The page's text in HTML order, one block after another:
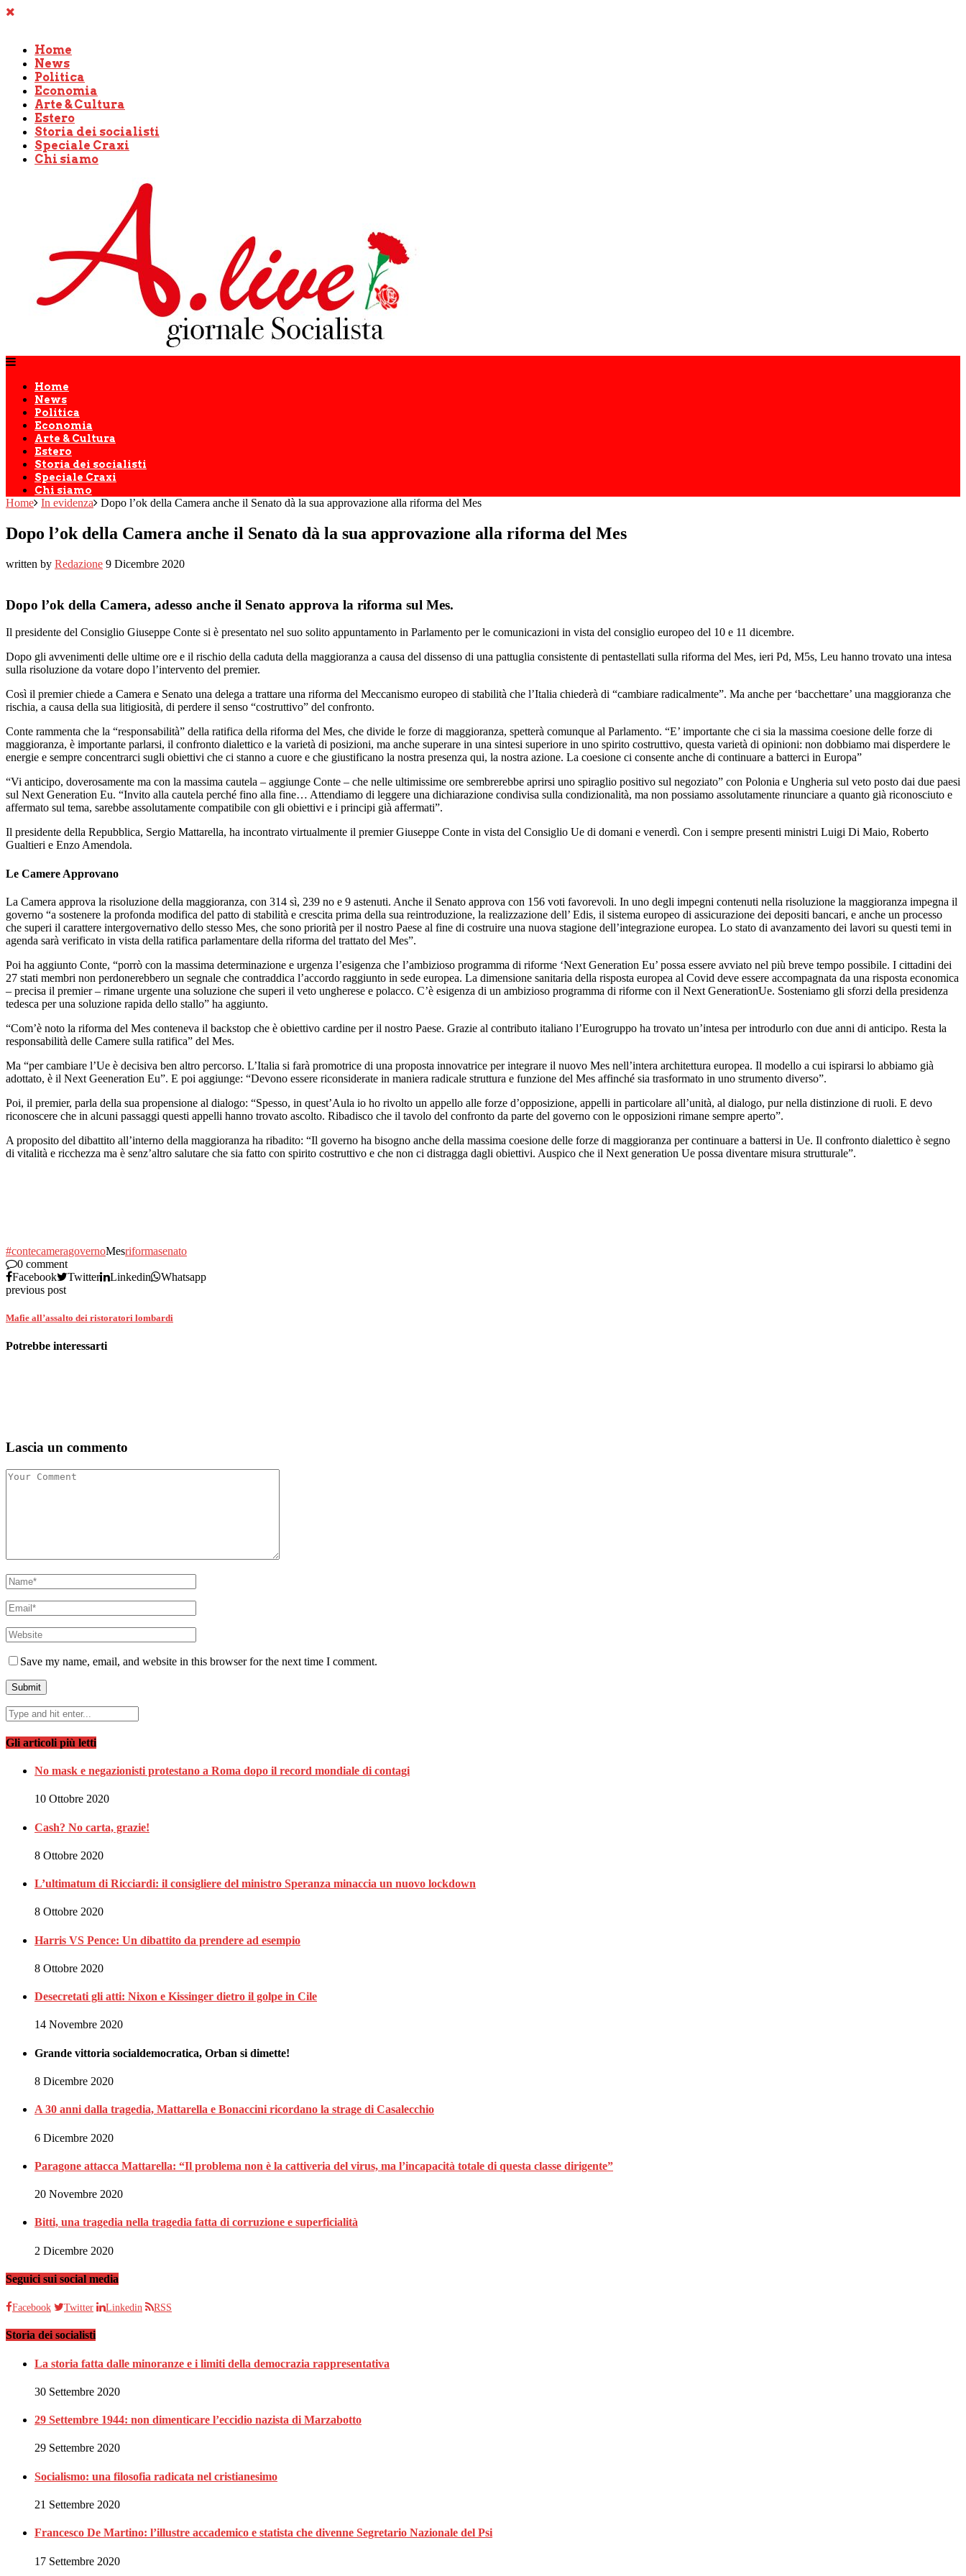
Home
News
Politica
Economia
Arte & Cultura
Estero
Storia dei socialisti
Speciale Craxi
Chi siamo
Home
News
Politica
Economia
Arte & Cultura
Estero
Storia dei socialisti
Speciale Craxi
Chi siamo
Home In evidenza Dopo l’ok della Camera anche il Senato dà la sua approvazione alla riforma del Mes
Dopo l’ok della Camera anche il Senato dà la sua approvazione alla riforma del Mes
written by Redazione 9 Dicembre 2020
Dopo l’ok della Camera, adesso anche il Senato approva la riforma sul Mes.
Il presidente del Consiglio Giuseppe Conte si è presentato nel suo solito appuntamento in Parlamento per le comunicazioni in vista del consiglio europeo del 10 e 11 dicembre.
Dopo gli avvenimenti delle ultime ore e il rischio della caduta della maggioranza a causa del dissenso di una pattuglia consistente di pentastellati sulla riforma del Mes, ieri Pd, M5s, Leu hanno trovato una intesa
sulla risoluzione da votare dopo l’intervento del premier.
Così il premier chiede a Camera e Senato una delega a trattare una riforma del Meccanismo europeo di stabilità che l’Italia chiederà di “cambiare radicalmente”. Ma anche per ‘bacchettare’ una maggioranza che
rischia, a causa della sua litigiosità, di perdere il senso “costruttivo” del confronto.
Conte rammenta che la “responsabilità” della ratifica della riforma del Mes, che divide le forze di maggioranza, spetterà comunque al Parlamento. “E’ importante che ci sia la massima coesione delle forze di
maggioranza, è importante parlarsi, il confronto dialettico e la varietà di posizioni, ma anche superare in una sintesi superiore in uno spirito costruttivo, questa varietà di opinioni: non dobbiamo mai disperdere le
energie e sempre concentrarci sugli obiettivi che ci stanno a cuore e che giustificano la nostra presenza qui, la nostra azione. La coesione ci consente anche di continuare a batterci in Europa”
“Vi anticipo, doverosamente ma con la massima cautela – aggiunge Conte – che nelle ultimissime ore sembrerebbe aprirsi uno spiraglio positivo sul negoziato” con Polonia e Ungheria sul veto posto dai due paesi
sul Next Generation Eu. “Invito alla cautela perché fino alla fine… Attendiamo di leggere una dichiarazione condivisa sulla condizionalità, ma non possiamo assolutamente rinunciare a quanto già riconosciuto e
affermato sul tema, sarebbe assolutamente compatibile con gli obiettivi e i principi già affermati”.
Il presidente della Repubblica, Sergio Mattarella, ha incontrato virtualmente il premier Giuseppe Conte in vista del Consiglio Ue di domani e venerdì. Con i sempre presenti ministri Luigi Di Maio, Roberto
Gualtieri e Enzo Amendola.
Le Camere Approvano
La Camera approva la risoluzione della maggioranza, con 314 sì, 239 no e 9 astenuti. Anche il Senato approva con 156 voti favorevoli. In uno degli impegni contenuti nella risoluzione la maggioranza impegna il
governo “a sostenere la profonda modifica del patto di stabilità e crescita prima della sua reintroduzione, la realizzazione dell’ Edis, il sistema europeo di assicurazione dei depositi bancari, e anche un processo
che superi il carattere intergovernativo dello stesso Mes, che sono priorità per il nostro Paese al fine di costruire una nuova stagione dell’integrazione europea. Lo stato di avanzamento dei lavori su questi temi in
agenda sarà verificato in vista della ratifica parlamentare della riforma del trattato del Mes”.
Poi ha aggiunto Conte, “porrò con la massima determinazione e urgenza l’esigenza che l’ambizioso programma di riforme ‘Next Generation Eu’ possa essere avviato nel più breve tempo possibile. I cittadini dei
27 stati membri non perdonerebbero un segnale che contraddica l’accordo raggiunto in sede europea. La dimensione sanitaria della risposta europea al Covid deve essere accompagnata da una risposta economica
– precisa il premier – rimane urgente una soluzione che superi il veto ungherese e polacco. C’è esigenza di un ambizioso programma di riforme con il Next GenerationUe. Sosteniamo gli sforzi della presidenza
tedesca per una soluzione rapida dello stallo” ha aggiunto.
“Com’è noto la riforma del Mes conteneva il backstop che è obiettivo cardine per il nostro Paese. Grazie al contributo italiano l’Eurogruppo ha trovato un’intesa per introdurlo con due anni di anticipo. Resta la
responsabilità delle Camere sulla ratifica” del Mes.
Ma “per cambiare l’Ue è decisiva ben altro percorso. L’Italia si farà promotrice di una proposta innovatrice per integrare il nuovo Mes nell’intera architettura europea. Il modello a cui ispirarsi lo abbiamo già
adottato, è il Next Geeneration Eu”. E poi aggiunge: “Devono essere riconsiderate in maniera radicale struttura e funzione del Mes affinché sia trasformato in uno strumento diverso”.
Poi, il premier, parla della sua propensione al dialogo: “Spesso, in quest’Aula io ho rivolto un appello alle forze d’opposizione, appelli in particolare all’unità, al dialogo, pur nella distinzione di ruoli. E devo
riconoscere che in alcuni passaggi questi appelli hanno trovato ascolto. Ribadisco che il tavolo del confronto da parte del governo con le opposizioni rimane sempre aperto”.
A proposito del dibattito all’interno della maggioranza ha ribadito: “Il governo ha bisogno anche della massima coesione delle forze di maggioranza per continuare a battersi in Ue. Il confronto dialettico è segno
di vitalità e ricchezza ma è senz’altro salutare che sia fatto con spirito costruttivo e che non ci distragga dagli obiettivi. Auspico che il Next generation Ue possa diventare misura strutturale”.
#contecameragovernoMesriformasenato
0 comment
Facebook
Twitter Linkedin
Whatsapp
previous post
Mafie all’assalto dei ristoratori lombardi
Potrebbe interessarti
Lascia un commento
Save my name, email, and website in this browser for the next time I comment.
Gli articoli più letti
No mask e negazionisti protestano a Roma dopo il record mondiale di contagi
10 Ottobre 2020
Cash? No carta, grazie!
8 Ottobre 2020
L’ultimatum di Ricciardi: il consigliere del ministro Speranza minaccia un nuovo lockdown
8 Ottobre 2020
Harris VS Pence: Un dibattito da prendere ad esempio
8 Ottobre 2020
Desecretati gli atti: Nixon e Kissinger dietro il golpe in Cile
14 Novembre 2020
Grande vittoria socialdemocratica, Orban si dimette!
8 Dicembre 2020
A 30 anni dalla tragedia, Mattarella e Bonaccini ricordano la strage di Casalecchio
6 Dicembre 2020
Paragone attacca Mattarella: “Il problema non è la cattiveria del virus, ma l’incapacità totale di questa classe dirigente”
20 Novembre 2020
Bitti, una tragedia nella tragedia fatta di corruzione e superficialità
2 Dicembre 2020
Seguici sui social media
Facebook Twitter Linkedin RSS
Storia dei socialisti
La storia fatta dalle minoranze e i limiti della democrazia rappresentativa
30 Settembre 2020
29 Settembre 1944: non dimenticare l’eccidio nazista di Marzabotto
29 Settembre 2020
Socialismo: una filosofia radicata nel cristianesimo
21 Settembre 2020
Francesco De Martino: l’illustre accademico e statista che divenne Segretario Nazionale del Psi
17 Settembre 2020